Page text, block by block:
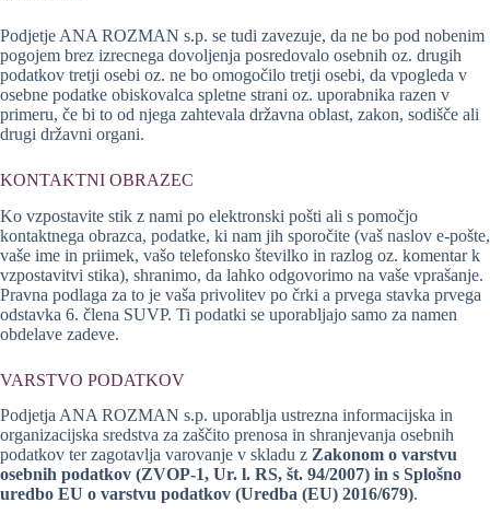
Podjetje ANA ROZMAN s.p. se tudi zavezuje, da ne bo pod nobenim
pogojem brez izrecnega dovoljenja posredovalo osebnih oz. drugih
podatkov tretji osebi oz. ne bo omogočilo tretji osebi, da vpogleda v
osebne podatke obiskovalca spletne strani oz. uporabnika razen v
primeru, če bi to od njega zahtevala državna oblast, zakon, sodišče ali
drugi državni organi.
KONTAKTNI OBRAZEC
Ko vzpostavite stik z nami po elektronski pošti ali s pomočjo
kontaktnega obrazca, podatke, ki nam jih sporočite (vaš naslov e-pošte,
vaše ime in priimek, vašo telefonsko številko in razlog oz. komentar k
vzpostavitvi stika), shranimo, da lahko odgovorimo na vaše vprašanje.
Pravna podlaga za to je vaša privolitev po črki a prvega stavka prvega
odstavka 6. člena SUVP. Ti podatki se uporabljajo samo za namen
obdelave zadeve.
VARSTVO PODATKOV
Podjetja ANA ROZMAN s.p. uporablja ustrezna informacijska in
organizacijska sredstva za zaščito prenosa in shranjevanja osebnih
podatkov ter zagotavlja varovanje v skladu z Zakonom o varstvu
osebnih podatkov (ZVOP-1, Ur. l. RS, št. 94/2007) in s Splošno
uredbo EU o varstvu podatkov (Uredba (EU) 2016/679).